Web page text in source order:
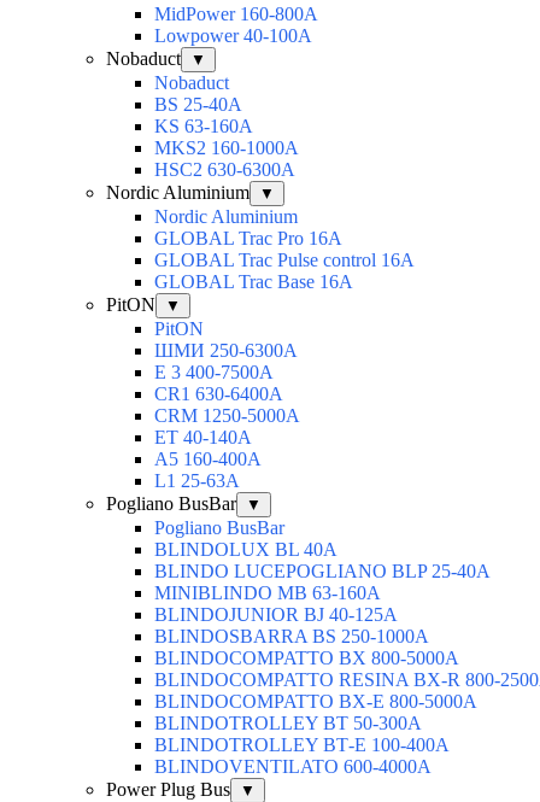
MidPower 160-800А
Lowpower 40-100А
Nobaduct
▼
Nobaduct
BS 25-40A
KS 63-160A
MKS2 160-1000A
HSC2 630-6300A
Nordic Aluminium
▼
Nordic Aluminium
GLOBAL Trac Pro 16А
GLOBAL Trac Pulse control 16А
GLOBAL Trac Base 16А
PitON
▼
PitON
ШМИ 250-6300А
Е 3 400-7500А
CR1 630-6400А
CRM 1250-5000А
ЕТ 40-140А
А5 160-400А
L1 25-63А
Pogliano BusBar
▼
Pogliano BusBar
BLINDOLUX BL 40А
BLINDO LUCEPOGLIANO BLP 25-40А
MINIBLINDO MB 63-160А
BLINDOJUNIOR BJ 40-125А
BLINDOSBARRA BS 250-1000А
BLINDOCOMPATTO BX 800-5000А
BLINDOCOMPATTO RESINA BX-R 800-
BLINDOCOMPATTO BX-Е 800-5000А
BLINDOTROLLEY ВТ 50-300А
BLINDOTROLLEY ВТ-Е 100-400А
BLINDOVENTILATO 600-4000А
Power Plug Bus
▼